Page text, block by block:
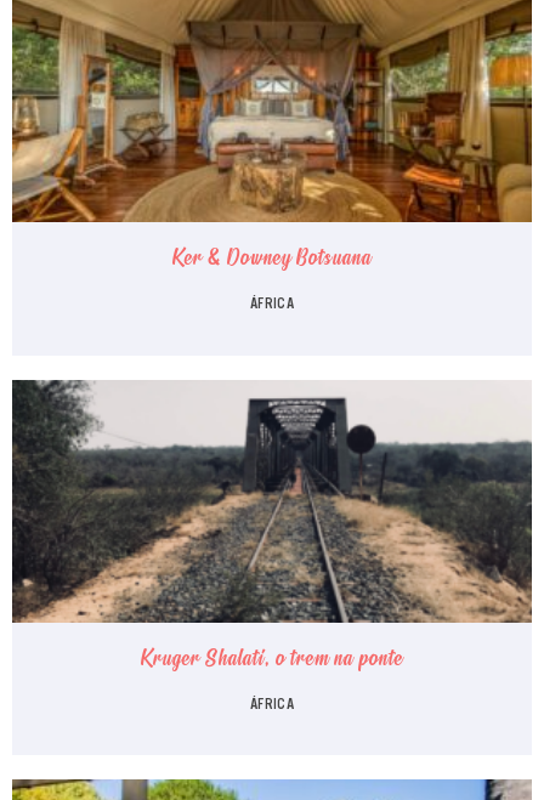
Ker & Downey Botsuana
ÁFRICA
Kruger Shalati, o trem na ponte
ÁFRICA